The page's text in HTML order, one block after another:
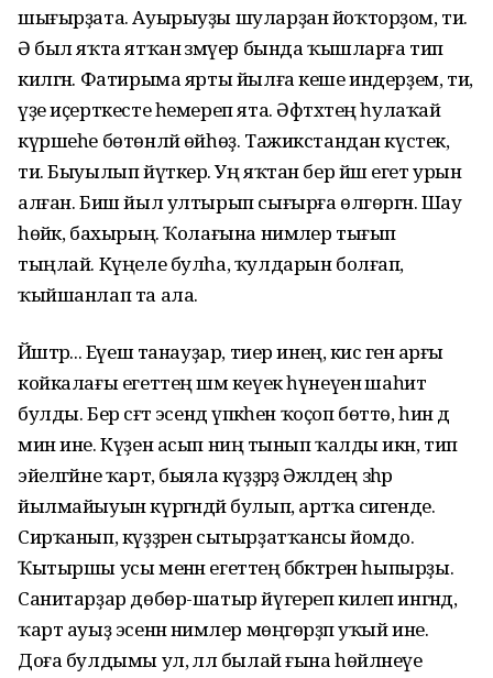
шығырҙата. Ауырыуҙы шуларҙан йоҡторҙом, ти.
Ә был яҡта ятҡан әзмәүер бында ҡышларға тип
килгән. Фатирыма ярты йылға кеше индерҙем, ти,
үҙе иҫерткесте һемереп ята. Әфтәхтең һулаҡай
күршеһе бөтөнләй өйһөҙ. Тажикстандан күстек,
ти. Быуылып йүткерә. Уң яҡтан бер йәш егет урын
алған. Биш йыл ултырып сығырға өлгөргән. Шау
һөйәк, бахырың. Ҡолағына нимәлер тығып
тыңлай. Күңеле булһа, ҡулдарын болғап,
ҡыйшанлап та ала.
Йәштәр... Еүеш танауҙар, тиер инең, кисә генә арғы
койкалағы егеттең шәм кеүек һүнеүенә шаһит
булды. Бер сәғәт эсендә үпкәһен ҡоҫоп бөттө, һин дә
мин ине. Күҙен асып ниңә тынып ҡалды икән, тип
эйелгәйне ҡарт, быяла күҙҙәрҙә Әжәлдең зәһәр
йылмайыуын күргәндәй булып, артҡа сигенде.
Сирҡанып, күҙҙәрен сытырҙатҡансы йомдо.
Ҡытыршы усы менән егеттең бәбәктәрен һыпырҙы.
Санитарҙар дөбөр-шатыр йүгереп килеп ингәндә,
ҡарт ауыҙ эсенән нимәлер мөңгөрҙәп уҡый ине.
Доға булдымы ул, әллә былай ғына һөйләнеүе